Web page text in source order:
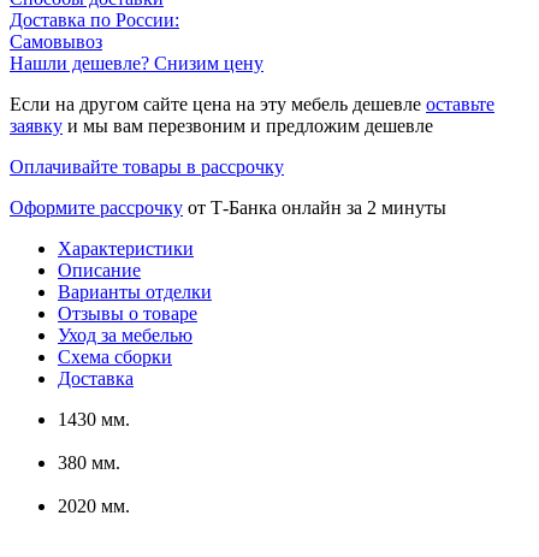
Доставка по России:
Самовывоз
Нашли дешевле? Снизим цену
Если на другом сайте цена на эту мебель дешевле оставьте
заявку и мы вам перезвоним и предложим дешевле
Оплачивайте товары в рассрочку
Оформите рассрочку от Т-Банка онлайн за 2 минуты
Характеристики
Описание
Варианты отделки
Отзывы о товаре
Уход за мебелью
Схема сборки
Доставка
1430 мм.
380 мм.
2020 мм.